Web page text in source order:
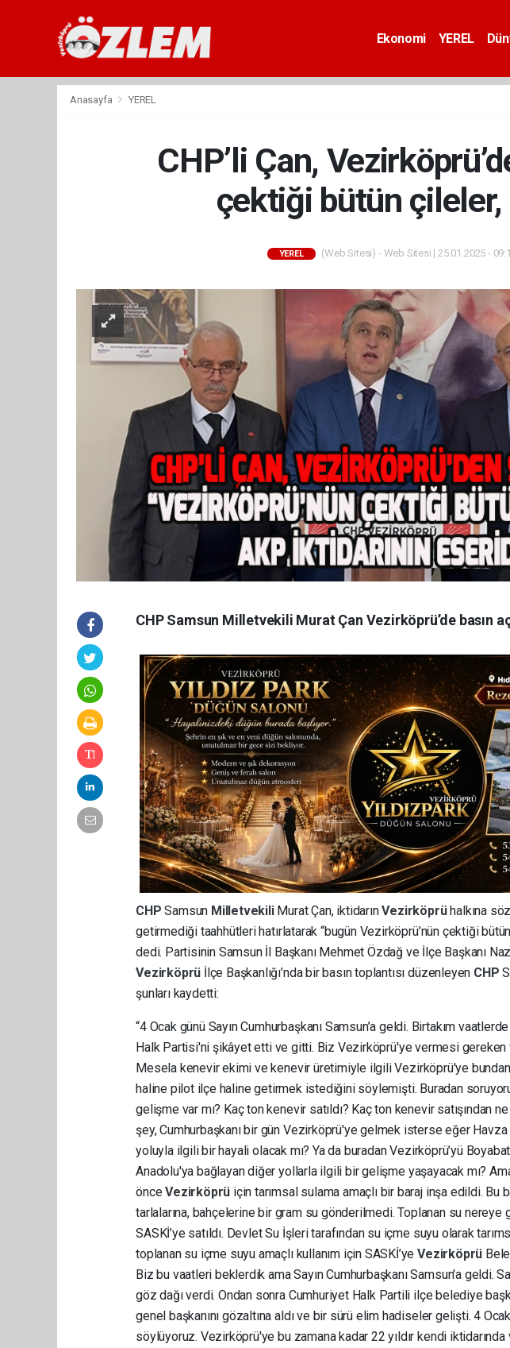
Ekonomi YEREL
Anasayfa YEREL
CHP’li Çan,
çektiği bütün çileler,
YEREL (Web Sitesi) - Web Sitesi | 25.01.2025 -
CHP Samsun Milletvekili Murat Çan Vezirköprü’de basın
CHPSamsun Milletvekili Murat Çan, iktidarınVezirköprühalkına
getirmediği taahhütleri hatırlatarak “bugün Vezirköprü’nün çektiği
dedi. Partisinin Samsun İl Başkanı Mehmet Özdağ ve İlçe Başkanı
Vezirköprü İlçe Başkanlığı’nda bir basın toplantısı düzenleyen CHP
şunları kaydetti:
“4 Ocak günü Sayın Cumhurbaşkanı Samsun’a geldi. Birtakım
Halk Partisi'ni şikâyet etti ve gitti. Biz Vezirköprü'ye vermesi
Mesela kenevir ekimi ve kenevir üretimiyle ilgili Vezirköprü'ye
haline pilot ilçe haline getirmek istediğini söylemişti. Buradan
gelişme var mı? Kaç ton kenevir satıldı? Kaç ton kenevir satışından
şey, Cumhurbaşkanı bir gün Vezirköprü'ye gelmek isterse eğer
yoluyla ilgili bir hayali olacak mı? Ya da buradan Vezirköprü’yü
Anadolu'ya bağlayan diğer yollarla ilgili bir gelişme yaşayacak mı?
önceVezirköprü için tarımsal sulama amaçlı bir baraj inşa edildi. Bu
tarlalarına, bahçelerine bir gram su gönderilmedi. Toplanan su
SASKİ’ye satıldı. Devlet Su İşleri tarafından su içme suyu olarak
toplanan su içme suyu amaçlı kullanım için SASKİ’yeVezirköprü
Biz bu vaatleri beklerdik ama Sayın Cumhurbaşkanı Samsun'a geldi.
göz dağı verdi. Ondan sonra Cumhuriyet Halk Partili ilçe belediye
genel başkanını gözaltına aldı ve bir sürü elim hadiseler gelişti. 4
söylüyoruz. Vezirköprü'ye bu zamana kadar 22 yıldır kendi